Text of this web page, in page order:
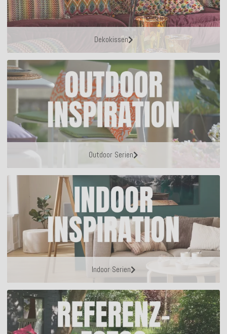
Dekokissen
Outdoor Serien
Indoor Serien